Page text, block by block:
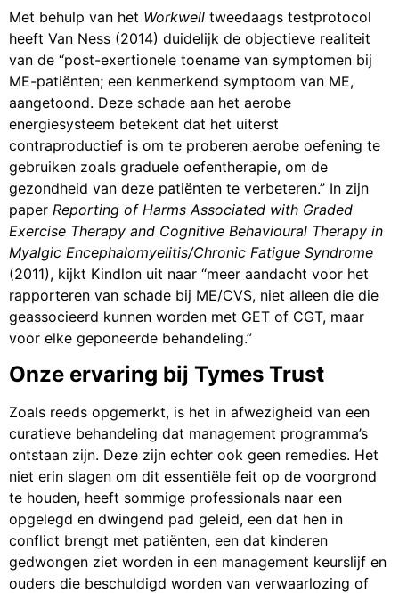
Met behulp van het Workwell tweedaags testprotocol
heeft Van Ness (2014) duidelijk de objectieve realiteit
van de “post-exertionele toename van symptomen bij
ME-patiënten; een kenmerkend symptoom van ME,
aangetoond. Deze schade aan het aerobe
energiesysteem betekent dat het uiterst
contraproductief is om te proberen aerobe oefening te
gebruiken zoals graduele oefentherapie, om de
gezondheid van deze patiënten te verbeteren.” In zijn
paper Reporting of Harms Associated with Graded
Exercise Therapy and Cognitive Behavioural Therapy in
Myalgic Encephalomyelitis/Chronic Fatigue Syndrome
(2011), kijkt Kindlon uit naar “meer aandacht voor het
rapporteren van schade bij ME/CVS, niet alleen die die
geassocieerd kunnen worden met GET of CGT, maar
voor elke geponeerde behandeling.”
Onze ervaring bij Tymes Trust
Zoals reeds opgemerkt, is het in afwezigheid van een
curatieve behandeling dat management programma’s
ontstaan zijn. Deze zijn echter ook geen remedies. Het
niet erin slagen om dit essentiële feit op de voorgrond
te houden, heeft sommige professionals naar een
opgelegd en dwingend pad geleid, een dat hen in
conflict brengt met patiënten, een dat kinderen
gedwongen ziet worden in een management keurslijf en
ouders die beschuldigd worden van verwaarlozing of